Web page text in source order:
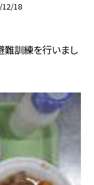
12/18
難訓練を行いまし